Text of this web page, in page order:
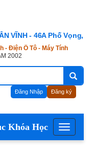
VĨNH - 46A Phố Vọng,
- Điện Ô Tô - Máy Tính
2002
Đăng Nhập Đăng ký
Menu
Khóa Học